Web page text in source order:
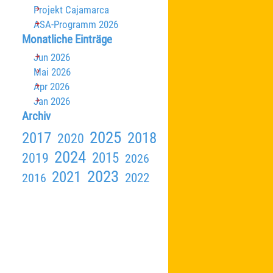
Projekt Cajamarca
ASA-Programm 2026
Block überspringen Monatliche Einträge
Monatliche Einträge
Jun 2026
Mai 2026
Apr 2026
Jan 2026
Block überspringen Archiv
Archiv
2017 2020 2025 2018
2019 2024 2015 2026
2016 2021 2023 2022